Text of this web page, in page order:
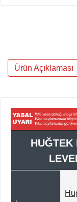
Ürün Açıklaması
HUĞTEK